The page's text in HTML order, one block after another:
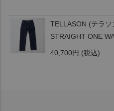
TELLASON (テラ
STRAIGHT ONE
40,700円 (税込)